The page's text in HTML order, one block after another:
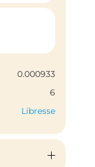
0.000933
6
Libresse